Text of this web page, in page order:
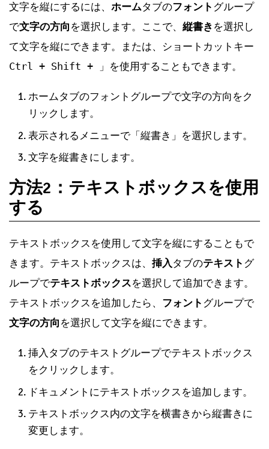
文字を縦にするには、 ホームタブのフォント グループ
で文字の方向を選択します。ここで、 縦書き を選択し
て文字を縦にできます。または、ショートカットキー
Ctrl + Shift + 」 を使用することもできます。
ホームタブのフォントグループで文字の方向をク
リックします。
表示されるメニューで「縦書き」を選択します。
文字を縦書きにします。
方法2：テキストボックスを使用
する
テキストボックスを使用して文字を縦にすることもで
きます。テキストボックスは、 挿入タブのテキスト グ
ループでテキストボックスを選択して追加できます。
テキストボックスを追加したら、 フォント グループで
文字の方向を選択して文字を縦にできます。
挿入タブのテキストグループでテキストボックス
をクリックします。
ドキュメントにテキストボックスを追加します。
テキストボックス内の文字を横書きから縦書きに
変更します。